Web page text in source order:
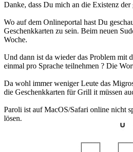
Danke, dass Du mich an die Existenz
Wo auf dem Onlineportal hast Du
Geschenkkarten zu sein. Beim neuen
Woche.
Und dann ist da wieder das Problem mit
einmal pro Sprache teilnehmen ? Die
Da wohl immer weniger Leute das
die Geschenkkarten für Grill it müssen
Paroli ist auf MacOS/Safari online nicht
lösen.